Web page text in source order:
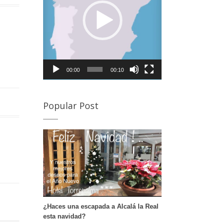
provincia de Córdoba para visitar la Semana Santa de
Almedinilla y Priego de Córdoba Desde Alcalá la Real, a
tan sólo 20 minutos de nuestro hotel podrás disfrutar
de la Semana Santa de Almedinilla. Semana Santa de
Priego de Córdoba A tan sólo 30 minutos e nuestro
hotel puedes disfrutar de otro de los pueblos de
Córdoba en Semana Santa. Si deseas conocer en
detalle sus procesiones te dejamos este enlace. […]
00:00 00:10
Popular Post
¿Haces una escapada a Alcalá la Real
esta navidad?